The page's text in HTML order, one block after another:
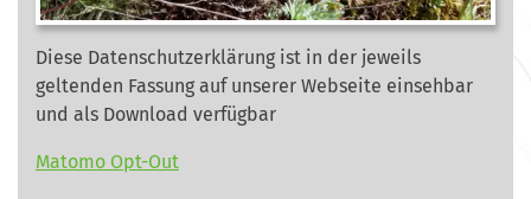
Diese Datenschutzerklärung ist in der jeweils
geltenden Fassung auf unserer Webseite einsehbar
und als Download verfügbar
Matomo Opt-Out